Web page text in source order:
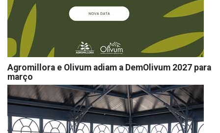
Agromillora e Olivum adiam a DemOlivum 2027 para
março